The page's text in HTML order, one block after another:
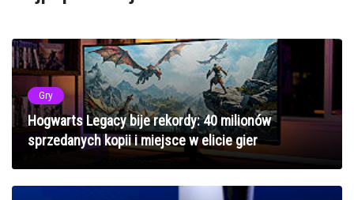
Gry
Hogwarts Legacy bije rekordy: 40 milionów
sprzedanych kopii i miejsce w elicie gier